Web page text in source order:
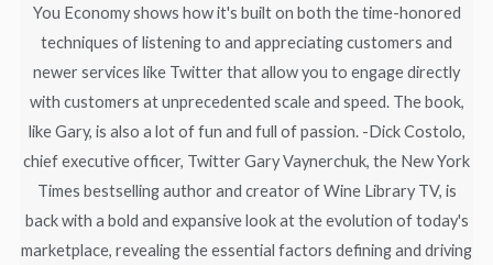
You Economy shows how it's built on both the time-honored
techniques of listening to and appreciating customers and
newer services like Twitter that allow you to engage directly
with customers at unprecedented scale and speed. The book,
like Gary, is also a lot of fun and full of passion. -Dick Costolo,
chief executive officer, Twitter Gary Vaynerchuk, the New York
Times bestselling author and creator of Wine Library TV, is
back with a bold and expansive look at the evolution of today's
marketplace, revealing the essential factors defining and driving